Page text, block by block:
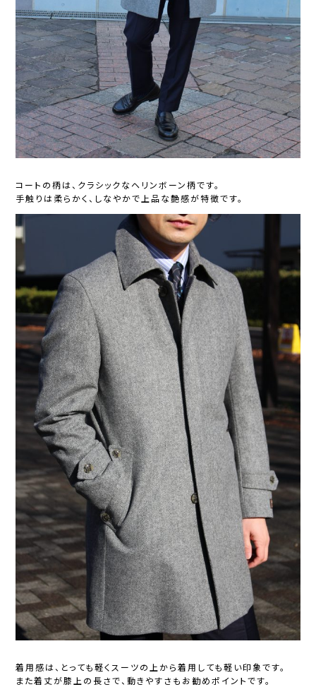
コートの柄は、クラシックなヘリンボーン柄です。
手触りは柔らかく、しなやかで上品な艶感が特徴です。
着用感は、とっても軽くスーツの上から着用しても軽い印象です。
また着丈が膝上の長さで、動きやすさもお勧めポイントです。